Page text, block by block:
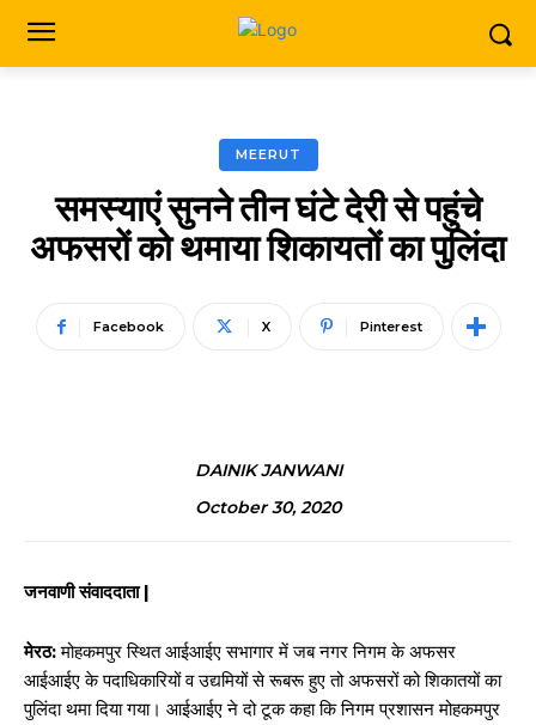
MEERUT
समस्याएं सुनने तीन घंटे देरी से पहुंचे
अफसरों को थमाया शिकायतों का पुलिंदा
Facebook X Pinterest
DAINIK JANWANI
October 30, 2020
जनवाणी संवाददाता |
मेरठ:मोहकमपुर स्थित आईआईए सभागार में जब नगर निगम के अफसर
आईआईए के पदाधिकारियों व उद्यमियों से रूबरू हुए तो अफसरों को शिकातयों का
पुलिंदा थमा दिया गया। आईआईए ने दो टूक कहा कि निगम प्रशासन मोहकमपुर